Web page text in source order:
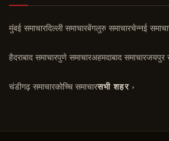
मुंबई समाचारदिल्ली समाचारबेंगलुरु समाचारचेन्नई
हैदराबाद समाचारपुणे समाचारअहमदाबाद समाचारजयपुर
चंडीगढ़ समाचारकोच्चि समाचारसभी शहर ›